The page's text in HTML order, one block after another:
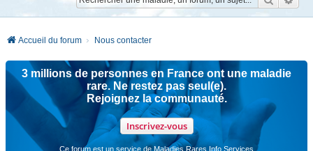
Accueil du forum Nous contacter
3 millions de personnes en France ont une maladie
rare. Ne restez pas seul(e).
Rejoignez la communauté.
Inscrivez-vous
Ce forum est un service de Maladies Rares Info Services